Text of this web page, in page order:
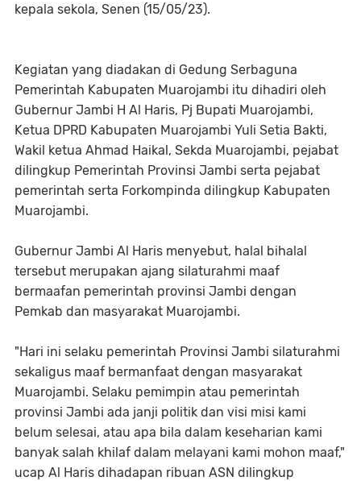
kepala sekola, Senen (15/05/23).
Kegiatan yang diadakan di Gedung Serbaguna
Pemerintah Kabupaten Muarojambi itu dihadiri oleh
Gubernur Jambi H Al Haris, Pj Bupati Muarojambi,
Ketua DPRD Kabupaten Muarojambi Yuli Setia Bakti,
Wakil ketua Ahmad Haikal, Sekda Muarojambi, pejabat
dilingkup Pemerintah Provinsi Jambi serta pejabat
pemerintah serta Forkompinda dilingkup Kabupaten
Muarojambi.
Gubernur Jambi Al Haris menyebut, halal bihalal
tersebut merupakan ajang silaturahmi maaf
bermaafan pemerintah provinsi Jambi dengan
Pemkab dan masyarakat Muarojambi.
"Hari ini selaku pemerintah Provinsi Jambi silaturahmi
sekaligus maaf bermanfaat dengan masyarakat
Muarojambi. Selaku pemimpin atau pemerintah
provinsi Jambi ada janji politik dan visi misi kami
belum selesai, atau apa bila dalam keseharian kami
banyak salah khilaf dalam melayani kami mohon maaf,"
ucap Al Haris dihadapan ribuan ASN dilingkup